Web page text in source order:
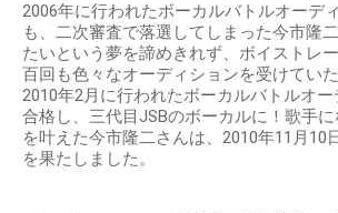
2006年に行われたボーカルバトルオーデ
も、二次審査で落選してしまった今市隆
たいという夢を諦めきれず、ボイストレ
百回も色々なオーディションを受けていた
2010年2月に行われたボーカルバトルオ
合格し、三代目JSBのボーカルに！歌手
を叶えた今市隆二さんは、2010年11月10
を果たしました。